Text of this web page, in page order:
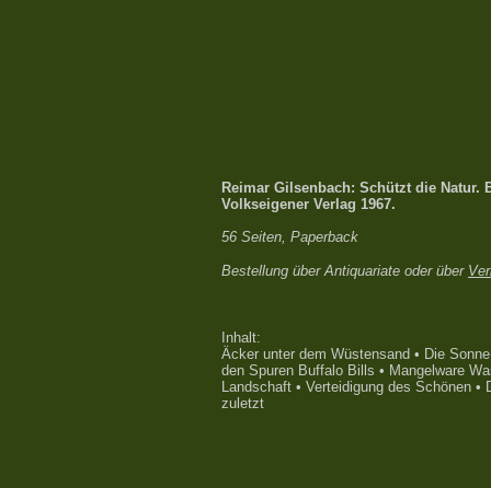
Reimar Gilsenbach: Schützt die
Volkseigener Verlag 1967.
56 Seiten, Paperback
Bestellung über Antiquariate oder über
Inhalt:
Äcker unter dem Wüstensand • Die
den Spuren Buffalo Bills • Mangelware
Landschaft • Verteidigung des Schönen
zuletzt